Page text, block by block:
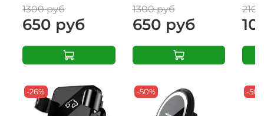
1300 руб
650 руб
1300 руб
650 руб
-26% -50% -